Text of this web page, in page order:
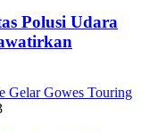
Polusi Udara
Gelar Gowes Touring